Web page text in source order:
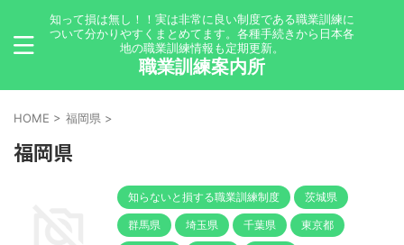
知って損は無し！！実は非常に良い制度である職業訓練に
ついて分かりやすくまとめてます。各種手続きから日本各
地の職業訓練情報も定期更新。
職業訓練案内所
HOME > 福岡県 >
福岡県
知らないと損する職業訓練制度 茨城県
群馬県 埼玉県 千葉県 東京都